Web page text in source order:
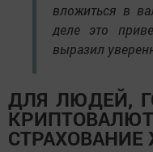
вложиться в
деле это
выразил
ДЛЯ ЛЮДЕЙ,